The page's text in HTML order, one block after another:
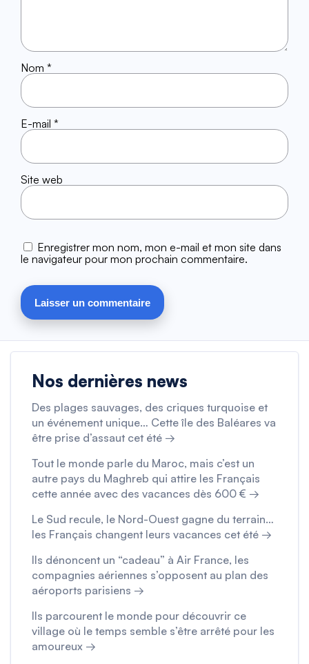
Nom *
E-mail *
Site web
Enregistrer mon nom, mon e-mail et mon site dans
le navigateur pour mon prochain commentaire.
Nos dernières news
Des plages sauvages, des criques turquoise et
un événement unique… Cette île des Baléares va
être prise d’assaut cet été →
Tout le monde parle du Maroc, mais c’est un
autre pays du Maghreb qui attire les Français
cette année avec des vacances dès 600 € →
Le Sud recule, le Nord-Ouest gagne du terrain…
les Français changent leurs vacances cet été →
Ils dénoncent un “cadeau” à Air France, les
compagnies aériennes s’opposent au plan des
aéroports parisiens →
Ils parcourent le monde pour découvrir ce
village où le temps semble s’être arrêté pour les
amoureux →